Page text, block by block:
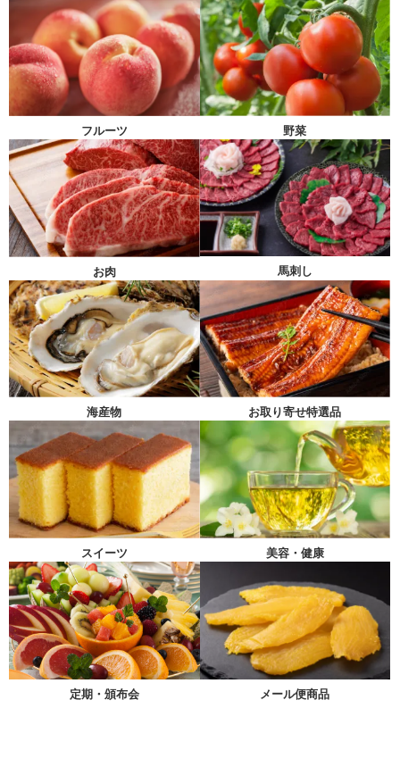
フルーツ 野菜
お肉 馬刺し
海産物 お取り寄せ特選品
スイーツ 美容・健康
定期・頒布会 メール便商品